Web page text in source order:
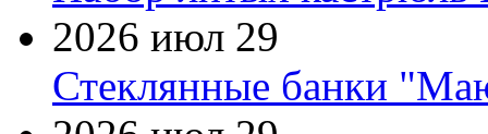
2026 июл 29
Стеклянные банки